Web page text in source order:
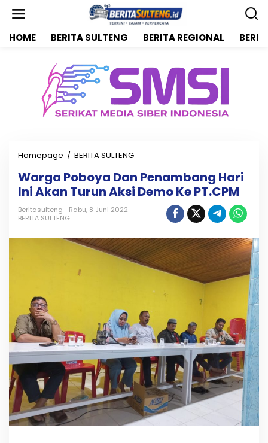
HOME BERITA SULTENG BERITA REGIONAL
Homepage / BERITA SULTENG
r
g
b
o
y
e
n
a
m
b
a
n
g
H
a
Warga Poboya Dan Penambang Hari
Ini Akan Turun Aksi Demo Ke PT.CPM
Beritasulteng
Rabu, 8 Juni 2022
BERITA SULTENG